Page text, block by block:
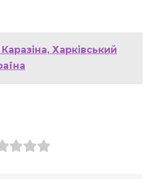
Харківський